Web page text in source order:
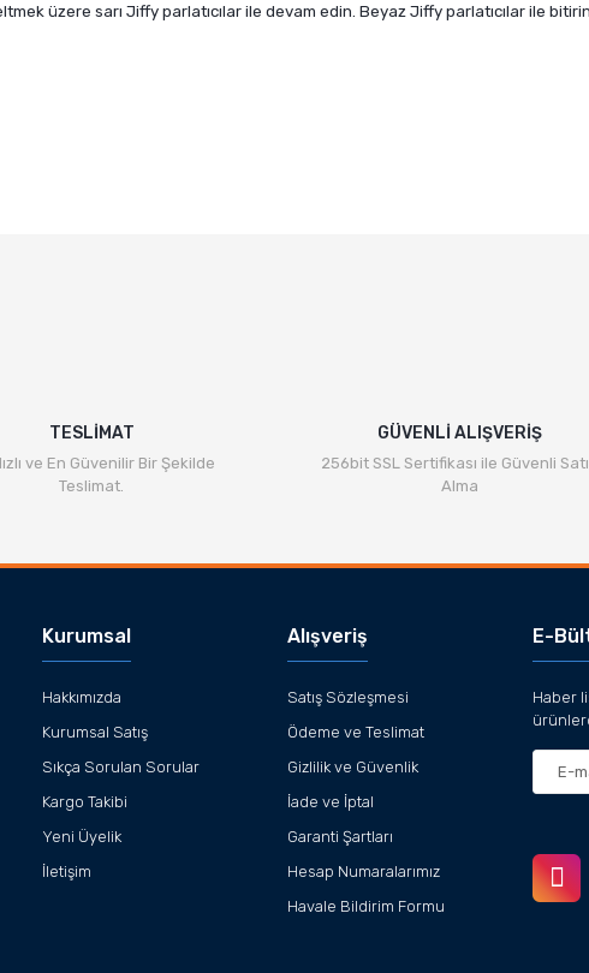
üzere sarı Jiffy parlatıcılar ile devam edin. Beyaz Jiffy parlatıcılar ile bitirin.
TESLİMAT
ve En Güvenilir Bir Şekilde
Teslimat.
GÜVENLİ ALIŞVERİŞ
256bit SSL Sertifikası ile Güvenli
Alma
Kurumsal
Hakkımızda
Kurumsal Satış
Sıkça Sorulan Sorular
Kargo Takibi
Yeni Üyelik
İletişim
Alışveriş
Satış Sözleşmesi
Ödeme ve Teslimat
Gizlilik ve Güvenlik
İade ve İptal
Garanti Şartları
Hesap Numaralarımız
Havale Bildirim Formu
E-
Haber